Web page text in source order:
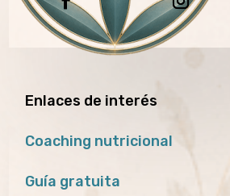
Enlaces de interés
Coaching nutricional
Guía gratuita